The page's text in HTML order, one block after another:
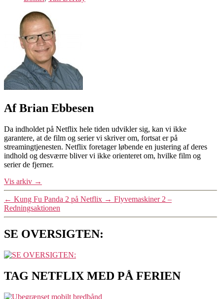
Af Brian Ebbesen
Da indholdet på Netflix hele tiden udvikler sig, kan vi ikke
garantere, at de film og serier vi skriver om, fortsat er på
streamingtjenesten. Netflix foretager løbende en justering af deres
indhold og desværre bliver vi ikke orienteret om, hvilke film og
serier de fjerner.
Vis arkiv →
← Kung Fu Panda 2 på Netflix → Flyvemaskiner 2 –
Redningsaktionen
SE OVERSIGTEN:
TAG NETFLIX MED PÅ FERIEN